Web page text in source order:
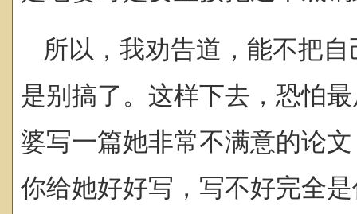
所以，我劝告道，能不把
是别搞了。这样下去，恐怕
婆写一篇她非常不满意的论
你给她好好写，写不好完全